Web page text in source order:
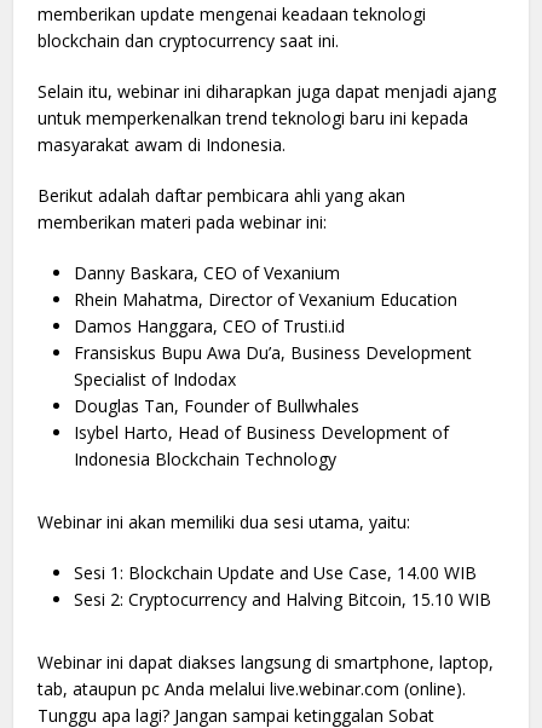
memberikan update mengenai keadaan teknologi
blockchain dan cryptocurrency saat ini.
Selain itu, webinar ini diharapkan juga dapat menjadi ajang
untuk memperkenalkan trend teknologi baru ini kepada
masyarakat awam di Indonesia.
Berikut adalah daftar pembicara ahli yang akan
memberikan materi pada webinar ini:
Danny Baskara, CEO of Vexanium
Rhein Mahatma, Director of Vexanium Education
Damos Hanggara, CEO of Trusti.id
Fransiskus Bupu Awa Du’a, Business Development
Specialist of Indodax
Douglas Tan, Founder of Bullwhales
Isybel Harto, Head of Business Development of
Indonesia Blockchain Technology
Webinar ini akan memiliki dua sesi utama, yaitu:
Sesi 1: Blockchain Update and Use Case, 14.00 WIB
Sesi 2: Cryptocurrency and Halving Bitcoin, 15.10 WIB
Webinar ini dapat diakses langsung di smartphone, laptop,
tab, ataupun pc Anda melalui live.webinar.com (online).
Tunggu apa lagi? Jangan sampai ketinggalan Sobat